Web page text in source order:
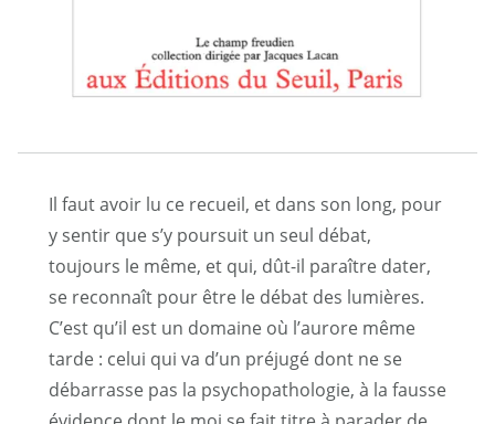
Il faut avoir lu ce recueil, et dans son long, pour
y sentir que s’y poursuit un seul débat,
toujours le même, et qui, dût-il paraître dater,
se reconnaît pour être le débat des lumières.
C’est qu’il est un domaine où l’aurore même
tarde : celui qui va d’un préjugé dont ne se
débarrasse pas la psychopathologie, à la fausse